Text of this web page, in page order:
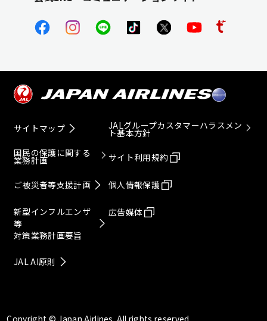
サイトマップ
国民の保護に関する
業務計画
ご被災者等支援計画
新型インフルエンザ
等
対策業務計画要旨
JAL AI原則
JALグループカスタマーハラスメン
ト基本方針
サイト利用規約
個人情報保護
広告媒体
Copyright © Japan Airlines. All rights reserved.